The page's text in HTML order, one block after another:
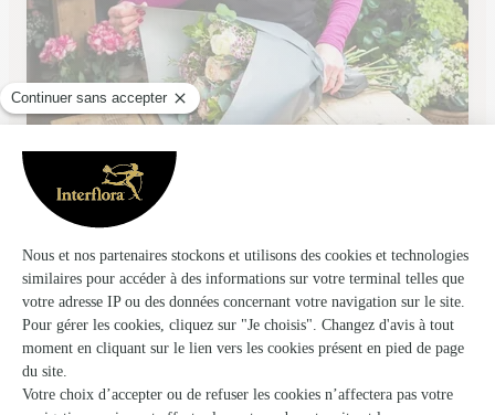
Isneauville
★★★★4.2 (50)
Voir la boutique